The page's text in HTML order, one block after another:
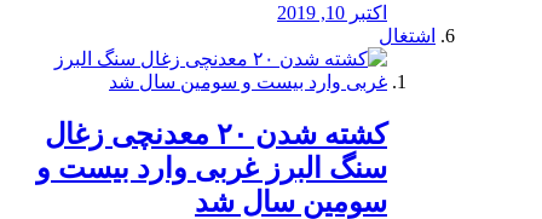
اکتبر 10, 2019
اشتغال
کشته شدن ۲۰ معدنچی زغال
سنگ البرز غربی وارد بیست و
سومین سال شد